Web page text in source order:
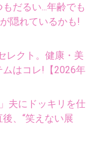
だるい...年齢でも
隠れているかも!
レクト。健康・美
はコレ!【2026年
夫にドッキリを仕
、“笑えない展